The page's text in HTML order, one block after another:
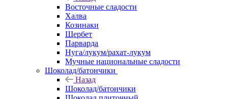
Восточные сладости
Халва
Козинаки
Щербет
Парварда
Нуга/лукум/рахат-лукум
Мучные национальные сладости
Шоколад/батончики
Назад
Шоколад/батончики